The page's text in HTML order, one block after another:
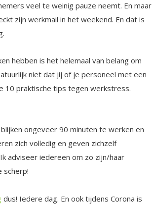
veel te weinig pauze neemt. En maar
zijn werkmail in het weekend. En dat is
hebben is het helemaal van belang om
niet dat jij of je personeel met een
10 praktische tips tegen werkstress.
ongeveer 90 minuten te werken en
zich volledig en geven zichzelf
adviseer iedereen om zo zijn/haar
scherp!
dus! Iedere dag. En ook tijdens Corona is